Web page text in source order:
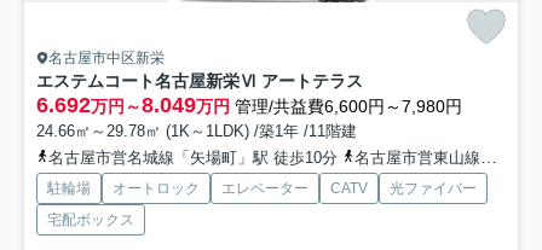
名古屋市中区新栄
エステムコート名古屋新栄Ⅵ アートテラス
6.692万円～8.049万円 管理/共益費6,600円～7,980円
24.66㎡～29.78㎡ (1K～1LDK) /築1年 /11階建
名古屋市営名城線「矢場町」駅 徒歩10分
名古屋市営東山線「新栄町」駅 徒歩12分
駐輪場 オートロック エレベーター CATV
光ファイバー
宅配ボックス